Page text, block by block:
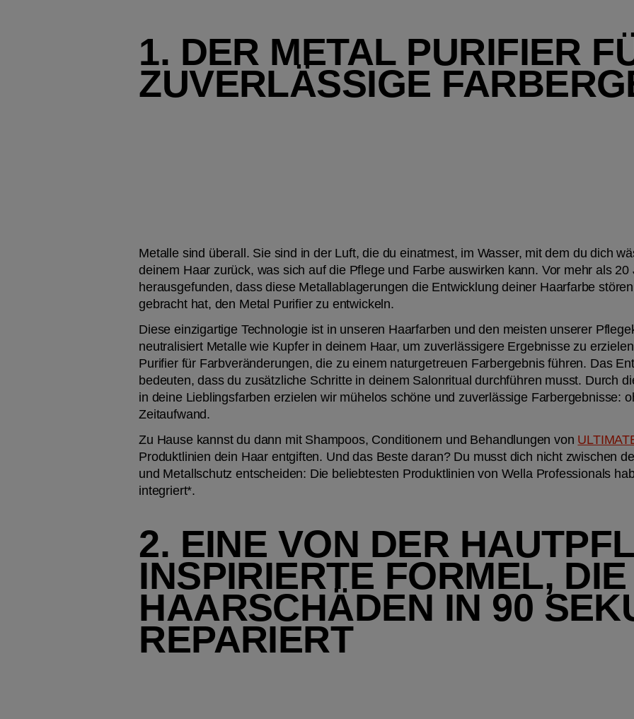
1. DER METAL PURIFIER
ZUVERLÄSSIGE
Metalle sind überall. Sie sind in der Luft, die du einatmest, im Wasser, mit dem du dich
deinem Haar zurück, was sich auf die Pflege und Farbe auswirken kann. Vor mehr als
herausgefunden, dass diese Metallablagerungen die Entwicklung deiner Haarfarbe
gebracht hat, den Metal Purifier zu entwickeln.
Diese einzigartige Technologie ist in unseren Haarfarben und den meisten unserer
neutralisiert Metalle wie Kupfer in deinem Haar, um zuverlässigere Ergebnisse zu
Purifier für Farbveränderungen, die zu einem naturgetreuen Farbergebnis führen. Das
bedeuten, dass du zusätzliche Schritte in deinem Salonritual durchführen musst. Durch
in deine Lieblingsfarben erzielen wir mühelos schöne und zuverlässige Farbergebnisse:
Zeitaufwand.
Zu Hause kannst du dann mit Shampoos, Conditionern und Behandlungen von
Produktlinien dein Haar entgiften. Und das Beste daran? Du musst dich nicht zwischen
und Metallschutz entscheiden: Die beliebtesten Produktlinien von Wella Professionals
integriert*.
2. EINE VON DER
INSPIRIERTE FORMEL, DIE
HAARSCHÄDEN IN 90
REPARIERT